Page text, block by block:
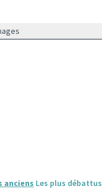
anciens Les plus débattus